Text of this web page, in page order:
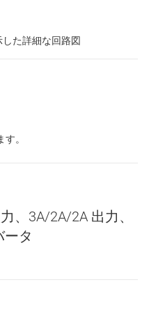
た詳細な回路図
。
、3A/2A/2A 出力、
ータ